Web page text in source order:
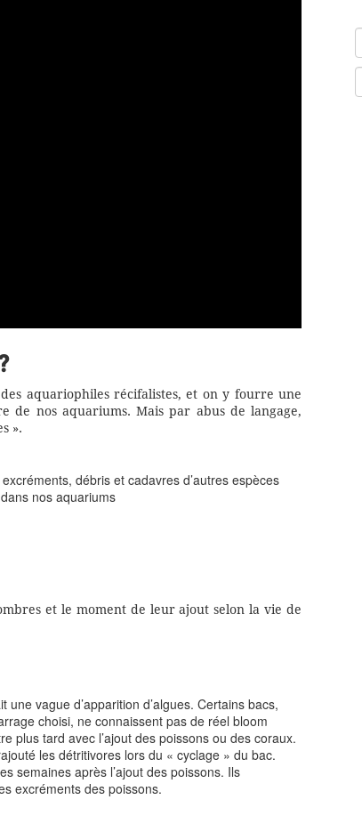
aquariophiles récifalistes, et on y fourre une
de nos aquariums. Mais par abus de langage,
».
débris et cadavres d’autres espèces
nos aquariums
et le moment de leur ajout selon la vie de
vague d’apparition d’algues. Certains bacs,
choisi, ne connaissent pas de réel bloom
plus tard avec l’ajout des poissons ou des coraux.
les détritivores lors du « cyclage » du bac.
semaines après l’ajout des poissons. Ils
excréments des poissons.